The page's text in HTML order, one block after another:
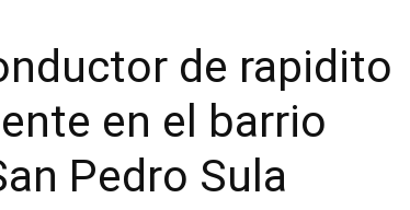
de rapidito
en el barrio
Pedro Sula